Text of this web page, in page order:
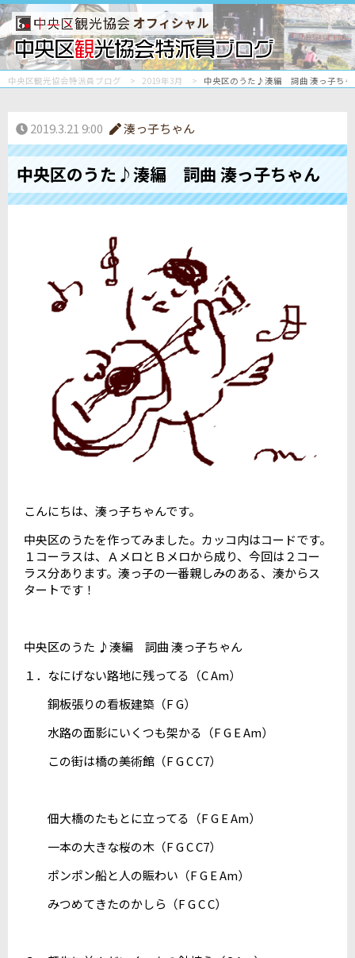
オフィシャル
中央区観光協会特派員ブログ 2019年3月 中央区のうた♪湊編 詞曲 湊っ子ちゃ
2019.3.21 9:00 湊っ子ちゃん
中央区のうた♪湊編 詞曲 湊っ子ちゃん
こんにちは、湊っ子ちゃんです。
中央区のうたを作ってみました。カッコ内はコードです。
１コーラスは、ＡメロとＢメロから成り、今回は２コー
ラス分あります。湊っ子の一番親しみのある、湊からス
タートです！
中央区のうた ♪湊編 詞曲 湊っ子ちゃん
１．なにげない路地に残ってる（C Am）
銅板張りの看板建築（F G）
水路の面影にいくつも架かる（F G E Am）
この街は橋の美術館（F G C C7）
佃大橋のたもとに立ってる（F G E Am）
一本の大きな桜の木（F G C C7）
ポンポン船と人の賑わい（F G E Am）
みつめてきたのかしら（F G C C）